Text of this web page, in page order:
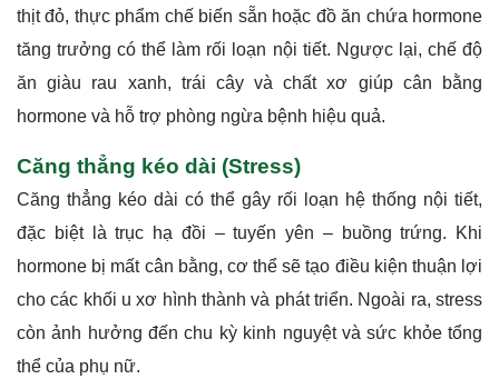
thịt đỏ, thực phẩm chế biến sẵn hoặc đồ ăn chứa hormone
tăng trưởng có thể làm rối loạn nội tiết. Ngược lại, chế độ
ăn giàu rau xanh, trái cây và chất xơ giúp cân bằng
hormone và hỗ trợ phòng ngừa bệnh hiệu quả.
Căng thẳng kéo dài (Stress)
Căng thẳng kéo dài có thể gây rối loạn hệ thống nội tiết,
đặc biệt là trục hạ đồi – tuyến yên – buồng trứng. Khi
hormone bị mất cân bằng, cơ thể sẽ tạo điều kiện thuận lợi
cho các khối u xơ hình thành và phát triển. Ngoài ra, stress
còn ảnh hưởng đến chu kỳ kinh nguyệt và sức khỏe tổng
thể của phụ nữ.